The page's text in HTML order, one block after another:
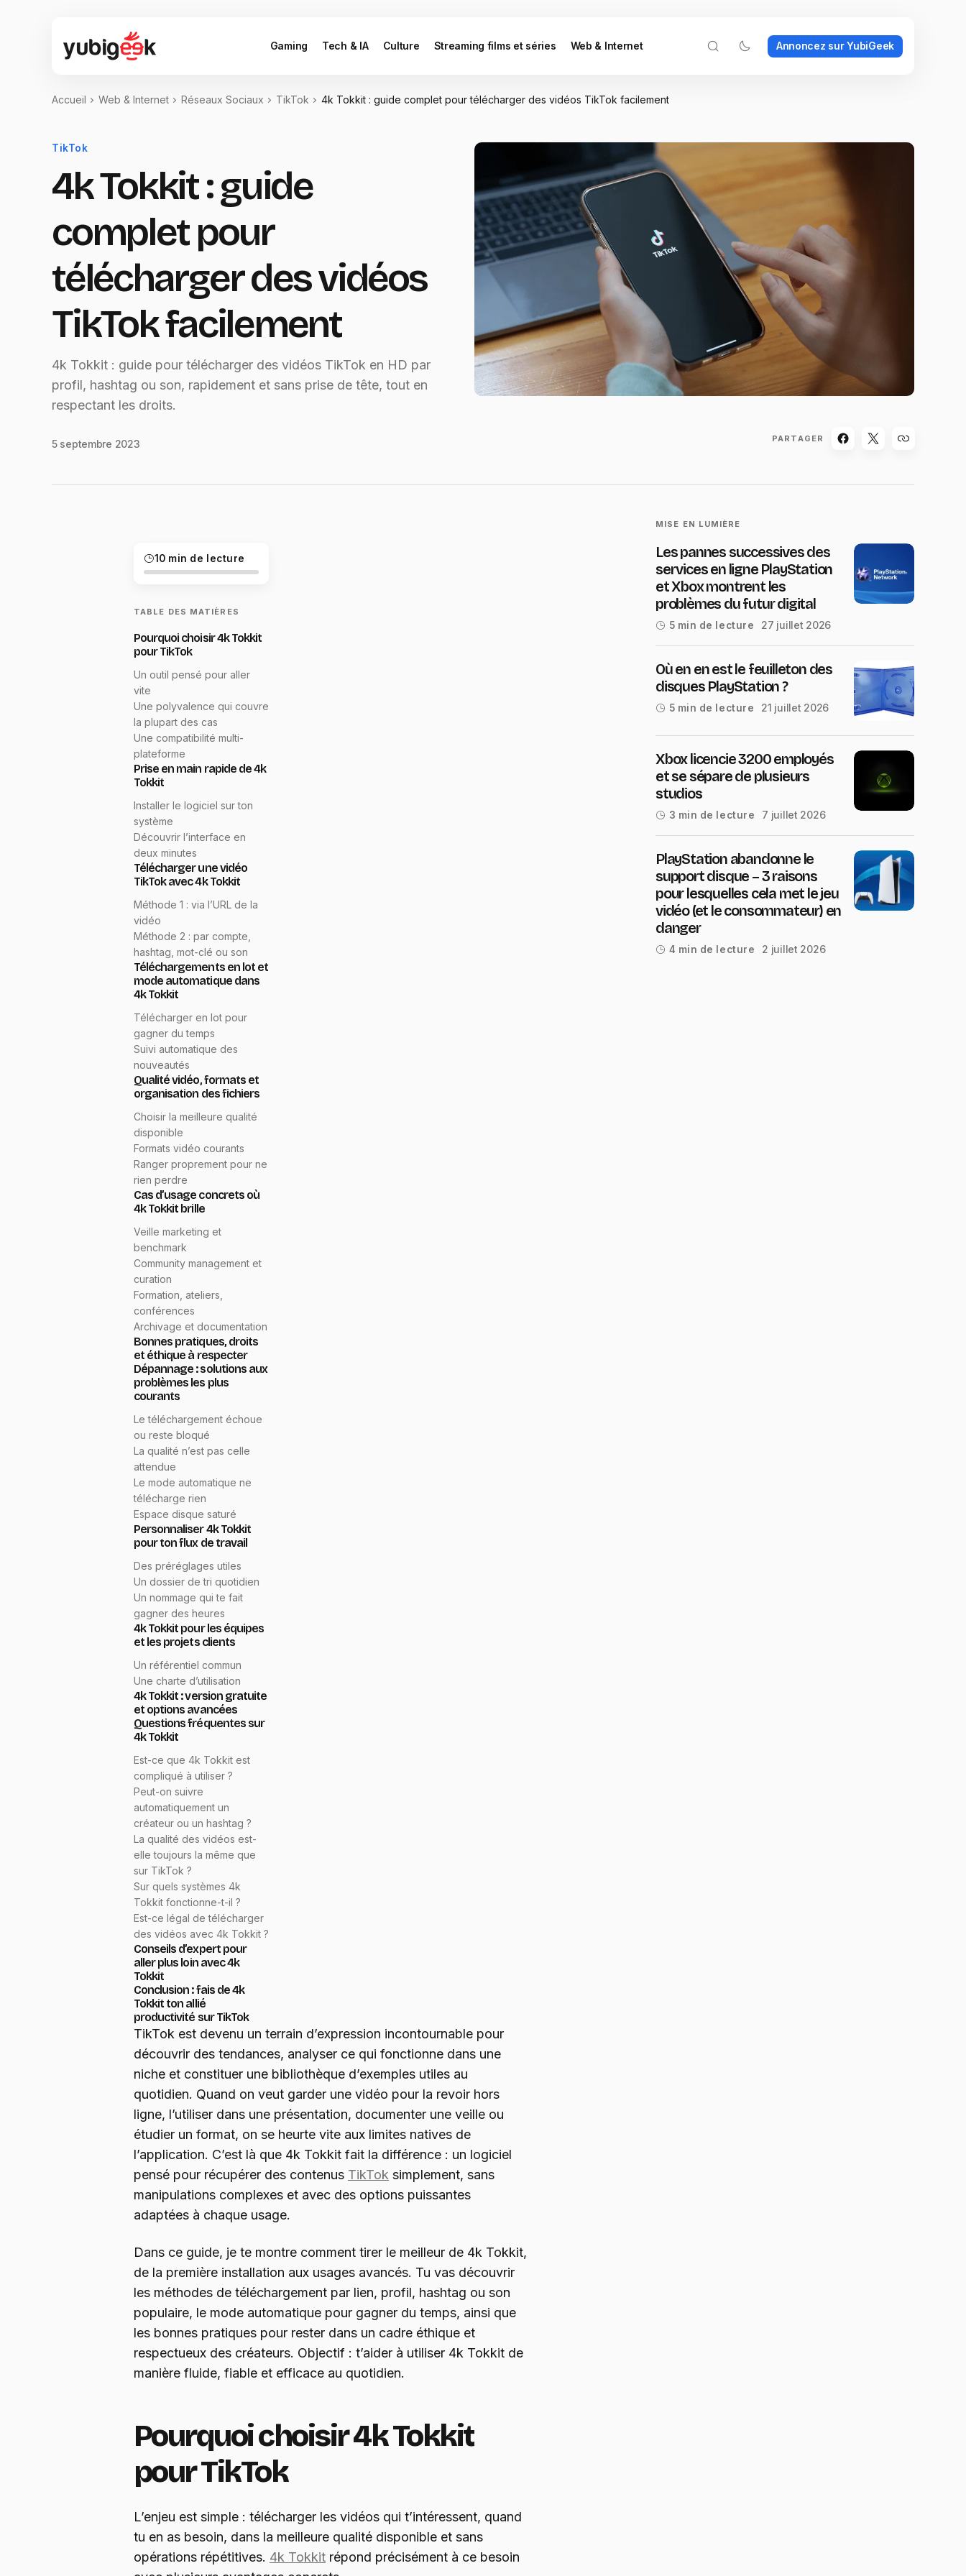
Gaming Tech & IA Culture Streaming films et séries Web & Internet Annoncez sur YubiGeek
Accueil Web & Internet Réseaux Sociaux TikTok 4k Tokkit : guide complet pour télécharger des vidéos TikTok facilement
TikTok
4k Tokkit : guide
complet pour
télécharger des vidéos
TikTok facilement
4k Tokkit : guide pour télécharger des vidéos TikTok en HD par
profil, hashtag ou son, rapidement et sans prise de tête, tout en
respectant les droits.
5 septembre 2023 PARTAGER
10 min de lecture
TABLE DES MATIÈRES
Pourquoi choisir 4k Tokkit
pour TikTok
Un outil pensé pour aller
vite
Une polyvalence qui couvre
la plupart des cas
Une compatibilité multi-
plateforme
Prise en main rapide de 4k
Tokkit
Installer le logiciel sur ton
système
Découvrir l’interface en
deux minutes
Télécharger une vidéo
TikTok avec 4k Tokkit
Méthode 1 : via l’URL de la
vidéo
Méthode 2 : par compte,
hashtag, mot-clé ou son
Téléchargements en lot et
mode automatique dans
4k Tokkit
Télécharger en lot pour
gagner du temps
Suivi automatique des
nouveautés
Qualité vidéo, formats et
organisation des fichiers
Choisir la meilleure qualité
disponible
Formats vidéo courants
Ranger proprement pour ne
rien perdre
Cas d’usage concrets où
4k Tokkit brille
Veille marketing et
benchmark
Community management et
curation
Formation, ateliers,
conférences
Archivage et documentation
Bonnes pratiques, droits
et éthique à respecter
Dépannage : solutions aux
problèmes les plus
courants
Le téléchargement échoue
ou reste bloqué
La qualité n’est pas celle
attendue
Le mode automatique ne
télécharge rien
Espace disque saturé
Personnaliser 4k Tokkit
pour ton flux de travail
Des préréglages utiles
Un dossier de tri quotidien
Un nommage qui te fait
gagner des heures
4k Tokkit pour les équipes
et les projets clients
Un référentiel commun
Une charte d’utilisation
4k Tokkit : version gratuite
et options avancées
Questions fréquentes sur
4k Tokkit
Est-ce que 4k Tokkit est
compliqué à utiliser ?
Peut-on suivre
automatiquement un
créateur ou un hashtag ?
La qualité des vidéos est-
elle toujours la même que
sur TikTok ?
Sur quels systèmes 4k
Tokkit fonctionne-t-il ?
Est-ce légal de télécharger
des vidéos avec 4k Tokkit ?
Conseils d’expert pour
aller plus loin avec 4k
Tokkit
Conclusion : fais de 4k
Tokkit ton allié
productivité sur TikTok
TikTok est devenu un terrain d’expression incontournable pour
découvrir des tendances, analyser ce qui fonctionne dans une
niche et constituer une bibliothèque d’exemples utiles au
quotidien. Quand on veut garder une vidéo pour la revoir hors
ligne, l’utiliser dans une présentation, documenter une veille ou
étudier un format, on se heurte vite aux limites natives de
l’application. C’est là que 4k Tokkit fait la différence : un logiciel
pensé pour récupérer des contenus TikTok simplement, sans
manipulations complexes et avec des options puissantes
adaptées à chaque usage.
Dans ce guide, je te montre comment tirer le meilleur de 4k Tokkit,
de la première installation aux usages avancés. Tu vas découvrir
les méthodes de téléchargement par lien, profil, hashtag ou son
populaire, le mode automatique pour gagner du temps, ainsi que
les bonnes pratiques pour rester dans un cadre éthique et
respectueux des créateurs. Objectif : t’aider à utiliser 4k Tokkit de
manière fluide, fiable et efficace au quotidien.
Pourquoi choisir 4k Tokkit
pour TikTok
L’enjeu est simple : télécharger les vidéos qui t’intéressent, quand
tu en as besoin, dans la meilleure qualité disponible et sans
opérations répétitives. 4k Tokkit répond précisément à ce besoin
MISE EN LUMIÈRE
Les pannes successives des
services en ligne PlayStation
et Xbox montrent les
problèmes du futur digital
5 min de lecture 27 juillet 2026
Où en en est le feuilleton des
disques PlayStation ?
5 min de lecture 21 juillet 2026
Xbox licencie 3200 employés
et se sépare de plusieurs
studios
3 min de lecture 7 juillet 2026
PlayStation abandonne le
support disque – 3 raisons
pour lesquelles cela met le jeu
vidéo (et le consommateur) en
danger
4 min de lecture 2 juillet 2026